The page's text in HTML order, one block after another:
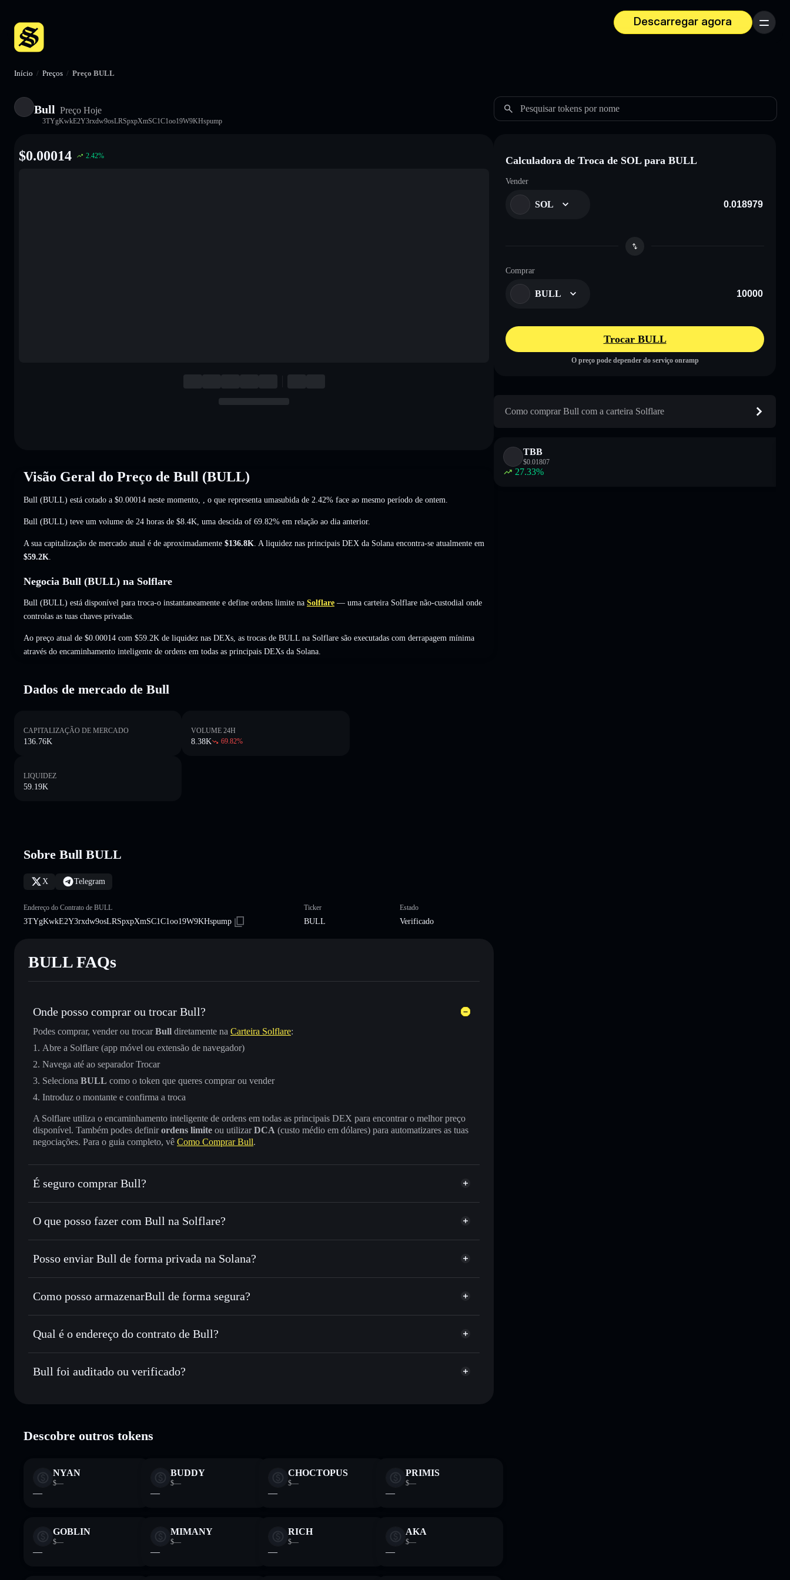
Descarregar agora
Menu
Início / Preços / Preço BULL
Bull Preço Hoje
3TYgKwkE2Y3rxdw9osLRSpxpXmSC1C1oo19W9KHspump
Pesquisar tokens por nome
$0.00014 2.42%
Visão Geral do Preço de Bull (BULL)
Bull (BULL) está cotado a $0.00014 neste momento, , o que representa umasubida de 2.42% face ao mesmo período de ontem.
Bull (BULL) teve um volume de 24 horas de $8.4K uma descida of 69.82% em relação ao dia anterior.
A sua capitalização de mercado atual é de aproximadamente $136.8K . A liquidez nas principais DEX da Solana encontra-se atualmente em
$59.2K
Negocia Bull (BULL) na Solflare
Bull (BULL) está disponível para troca-o instantaneamente e define ordens limite na Solflare — uma carteira Solflare não-custodial onde
controlas as tuas chaves privadas.
Ao preço atual de $0.00014 com $59.2K de liquidez nas DEXs, as trocas de BULL na Solflare são executadas com derrapagem mínima
através do encaminhamento inteligente de ordens em todas as principais DEXs da Solana.
Dados de mercado de Bull
CAPITALIZAÇÃO DE MERCADO
136.76K
VOLUME 24H
8.38K 69.82%
LIQUIDEZ
59.19K
Sobre Bull BULL
X Telegram
Endereço do Contrato de BULL
3TYgKwkE2Y3rxdw9osLRSpxpXmSC1C1oo19W9KHspump
Ticker
BULL
Estado
Verificado
BULL FAQs
Onde posso comprar ou trocar Bull?
Podes comprar, vender ou trocarBull diretamente na Carteira Solflare:
Abre a Solflare (app móvel ou extensão de navegador)
Navega até ao separador Trocar
Seleciona BULL como o token que queres comprar ou vender
Introduz o montante e confirma a troca
A Solflare utiliza o encaminhamento inteligente de ordens em todas as principais DEX para encontrar o melhor preço
disponível. Também podes definirordens limite ou utilizarDCA (custo médio em dólares) para automatizares as tuas
negociações. Para o guia completo, vê Como Comprar Bull.
É seguro comprar Bull?
Bull token verificado
O que posso fazer com Bull na Solflare?
Bull
Carteira Solflare
Trocar instantaneamente— trocar BULL por SOL, USDC ou milhares de outros tokens Solana com
Utilizar DCA— investir de forma faseada ao longo do tempo em BULL
Enviar de forma privada— transferir BULL sem associar publicamente as carteiras usando o Agregador de
Privacidade integrado da Solflare
Posso enviar Bull de forma privada na Solana?
Carteira Solflare Agregador de Privacidade Bull
Como posso armazenarBull de forma segura?
Bull carteira não-custodial Solflare
Qual é o endereço do contrato de Bull?
Bull
3TYgKwkE2Y3rxdw9osLRSpxpXmSC1C1oo19W9KHspump
Bull foi auditado ou verificado?
Descobre outros tokens
NYAN
$—
—
BUDDY
$—
—
CHOCTOPUS
$—
—
PRIMIS
$—
—
GOBLIN
$—
—
MIMANY
$—
—
RICH
$—
—
AKA
$—
—
Calculadora de Troca de SOL para BULL
Vender
SOL
Comprar
BULL
Trocar BULL
O preço pode depender do serviço onramp
Como comprar Bull com a carteira Solflare
TBB
$0.01807
27.33%